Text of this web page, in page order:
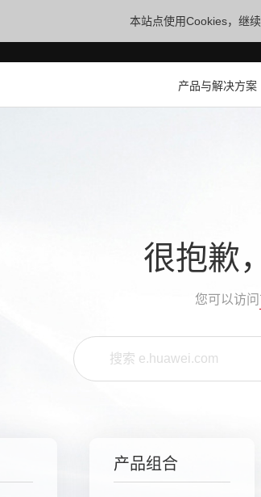
本站点使用Cookies，继
产品与解决方案
很抱歉
您可以访问
产品组合